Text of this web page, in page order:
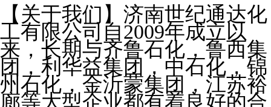
【关于我们】济南世纪通达化
工有限公司自2009年成立以
来，长期与齐鲁石化，鲁西集
团，利华益集团，中石化，锦
州石化，金沂蒙集团，江苏裕
廊等大型企业都有着良好的合